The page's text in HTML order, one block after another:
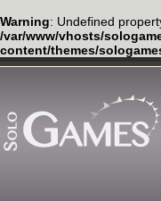
Warning: Undefined
/var/www/vhosts/
content/themes/